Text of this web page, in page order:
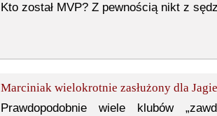
Kto został MVP? Z pewnością nikt z
Marciniak wielokrotnie zasłużony dla
Prawdopodobnie wiele klubów